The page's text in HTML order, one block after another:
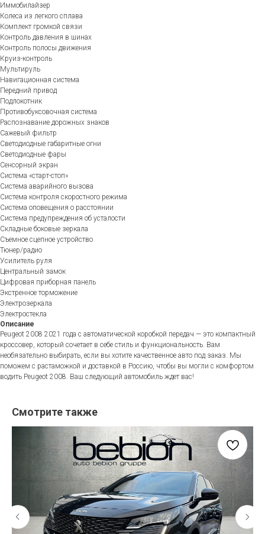
Иммобилайзер
Колеса из легкого сплава
Комплект громкой связи
Контроль давления в шинах
Контроль полосы движения
Круиз-контроль
Мультируль
Навигационная система
Передний привод
Подлокотник
Противобуксовочная система
Распознавание дорожных знаков
Сажевый фильтр
Светодиодные габаритные огни
Светодиодные фары
Сенсорный экран
Система «старт-стоп»
Система аварийного вызова
Система контроля скоростного режима
Система оповещения о расстоянии
Система предупреждения об усталости
Складные боковые зеркала
Съемное сцепное устройство
Тюнер/радио
Усилитель руля
Центральный замок
Цифровая приборная панель
Экстренное торможение
Электрозеркала
Электростекла
Описание
Peugeot 2008 2021 года с автоматической коробкой передач — это компактный
кроссовер, который сочетает в себе стиль и функциональность. Вам
необязательно выбирать, если вы хотите качественное авто под заказ. Мы
поможем с растаможкой и доставкой в Россию, чтобы вы могли с комфортом
водить Peugeot 2008. Ваш следующий автомобиль ждет вас!
Смотрите также